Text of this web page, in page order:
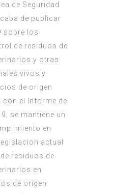
de Seguridad
de publicar
sobre los
de residuos de
y otras
vivos y
de origen
con el Informe de
se mantiene un
en
actual
residuos de
en
de origen